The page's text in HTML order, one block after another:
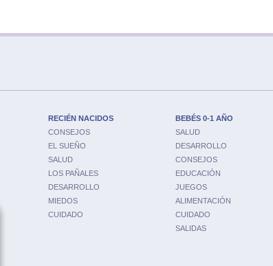
RECIÉN NACIDOS
CONSEJOS
EL SUEÑO
SALUD
LOS PAÑALES
DESARROLLO
MIEDOS
CUIDADO
BEBÉS 0-1 AÑO
SALUD
DESARROLLO
CONSEJOS
EDUCACIÓN
JUEGOS
ALIMENTACIÓN
CUIDADO
SALIDAS